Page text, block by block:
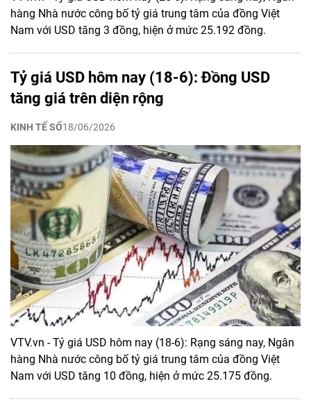
hàng Nhà nước công bố tỷ giá trung tâm của đồng Việt
Nam với USD tăng 3 đồng, hiện ở mức 25.192 đồng.
Tỷ giá USD hôm nay (18-6): Đồng USD
tăng giá trên diện rộng
KINH TẾ SỐ18/06/2026
VTV.vn - Tỷ giá USD hôm nay (18-6): Rạng sáng nay, Ngân
hàng Nhà nước công bố tỷ giá trung tâm của đồng Việt
Nam với USD tăng 10 đồng, hiện ở mức 25.175 đồng.